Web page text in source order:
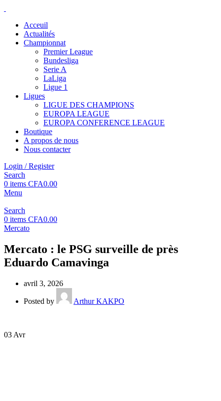
Acceuil
Actualités
Championnat
Premier League
Bundesliga
Serie A
LaLiga
Ligue 1
Ligues
LIGUE DES CHAMPIONS
EUROPA LEAGUE
EUROPA CONFERENCE LEAGUE
Boutique
A propos de nous
Nous contacter
Login / Register
Search
0 items CFA0.00
Menu
Search
0 items CFA0.00
Mercato
Mercato : le PSG surveille de près
Eduardo Camavinga
avril 3, 2026
Posted by Arthur KAKPO
03 Avr